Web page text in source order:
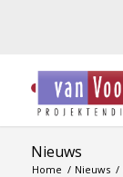
Nieuws
Home / Nieuws /